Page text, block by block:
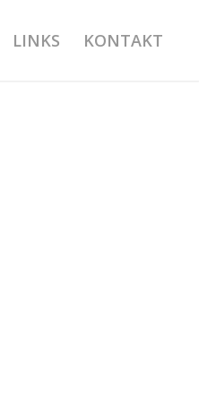
LINKS KONTAKT